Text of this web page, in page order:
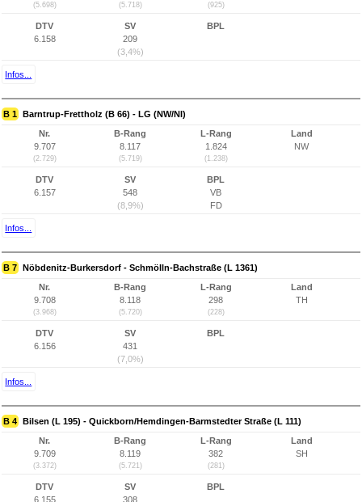
(5.698) (5.718) (925)
DTV
6.158
SV
209
(3,4%)
BPL
Infos...
B 1 Barntrup-Frettholz (B 66) - LG (NW/NI)
Nr.
9.707
(2.729)
B-Rang
8.117
(5.719)
L-Rang
1.824
(1.238)
Land
NW
DTV
6.157
SV
548
(8,9%)
BPL
VB
FD
Infos...
B 7 Nöbdenitz-Burkersdorf - Schmölln-Bachstraße (L 1361)
Nr.
9.708
(3.968)
B-Rang
8.118
(5.720)
L-Rang
298
(228)
Land
TH
DTV
6.156
SV
431
(7,0%)
BPL
Infos...
B 4 Bilsen (L 195) - Quickborn/Hemdingen-Barmstedter Straße (L 111)
Nr.
9.709
(3.372)
B-Rang
8.119
(5.721)
L-Rang
382
(281)
Land
SH
DTV
6.155
SV
308
BPL